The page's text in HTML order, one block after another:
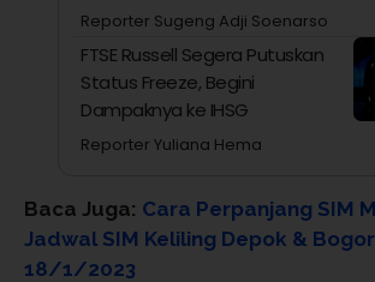
Reporter Sugeng Adji Soenarso
FTSE Russell Segera Putuskan
Status Freeze, Begini
Dampaknya ke IHSG
Reporter Yuliana Hema
Baca Juga: Cara Perpanjang SIM
Jadwal SIM Keliling Depok &
18/1/2023